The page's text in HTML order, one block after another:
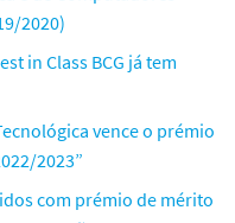
2020)
in Class BCG já tem
vence o prémio
2023”
com prémio de mérito